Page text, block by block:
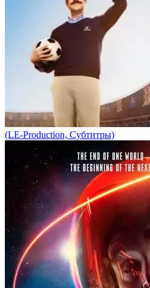
(LE-Production, Субтитры)